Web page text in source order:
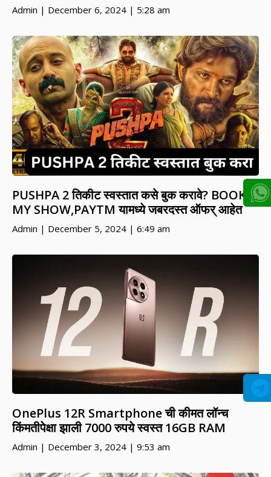
Admin December 6, 2024 5:28 am
PUSHPA 2 तिकीट स्वस्तात कसे बुक करावे? BOOK
MY SHOW,PAYTM यामध्ये जबरदस्त ऑफर् आहेत
Admin December 5, 2024 6:49 am
OnePlus 12R Smartphone ची कीमत लॉन्च
किंमतीपेक्षा झाली 7000 रुपये स्वस्त 16GB RAM
Admin December 3, 2024 9:53 am